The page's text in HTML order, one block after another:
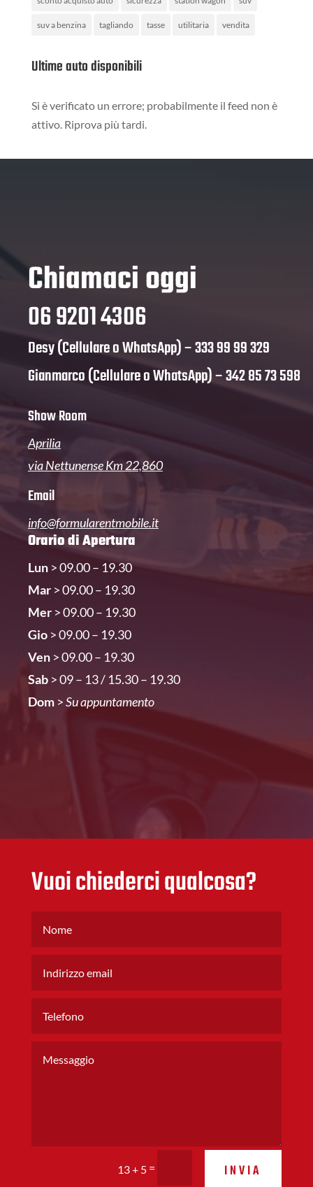
suv a benzina tagliando tasse utilitaria vendita
Ultime auto disponibili
Si è verificato un errore; probabilmente il feed non è
attivo. Riprova più tardi.
Chiamaci oggi
06 9201 4306
Desy (Cellulare o WhatsApp) –333 99 99 329
Gianmarco (Cellulare o WhatsApp) –342 85 73 598
Show Room
Aprilia
via Nettunense Km 22,860
Email
info@formularentmobile.it
Orario di Apertura
Lun > 09.00 – 19.30
Mar > 09.00 – 19.30
Mer > 09.00 – 19.30
Gio > 09.00 – 19.30
Ven > 09.00 – 19.30
Sab > 09 – 13 / 15.30 – 19.30
Dom >Su appuntamento
Vuoi chiederci qualcosa?
13 + 5 = INVIA